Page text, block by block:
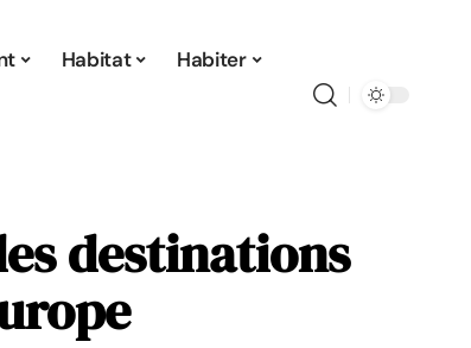
Habitat Habiter
destinations